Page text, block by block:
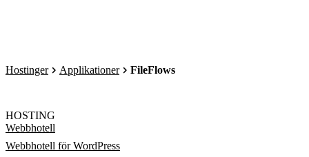
Hostinger Applikationer FileFlows
HOSTING
Webbhotell
Webbhotell för WordPress